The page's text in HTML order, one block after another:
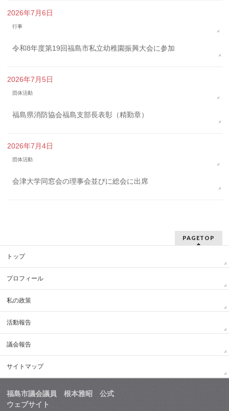
2026年7月6日
行事
令和8年度第19回福島市私立幼稚園振興大会に参加
2026年7月5日
団体活動
福島県消防協会福島支部長表彰（精勤章）
2026年7月4日
団体活動
会津大学同窓会の理事会並びに総会に出席
PAGETOP
トップ
プロフィール
私の政策
活動報告
議会報告
サイトマップ
福島市議会議員 根本雅昭 公式
ウェブサイト